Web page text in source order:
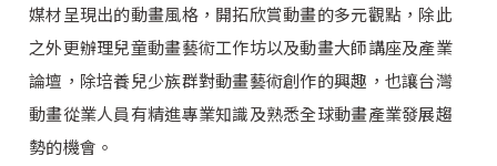
媒材呈現出的動畫風格，開拓欣賞動畫的多元觀點，除此
之外更辦理兒童動畫藝術工作坊以及動畫大師講座及產業
論壇，除培養兒少族群對動畫藝術創作的興趣，也讓台灣
動畫從業人員有精進專業知識及熟悉全球動畫產業發展趨
勢的機會。